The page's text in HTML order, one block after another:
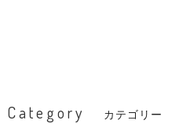
Category カテゴリー